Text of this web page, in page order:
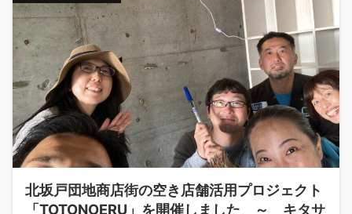
北坂戸団地商店街の空き店舗活用プロジェクト
「TOTONOERU」を開催しました ～ キタサ